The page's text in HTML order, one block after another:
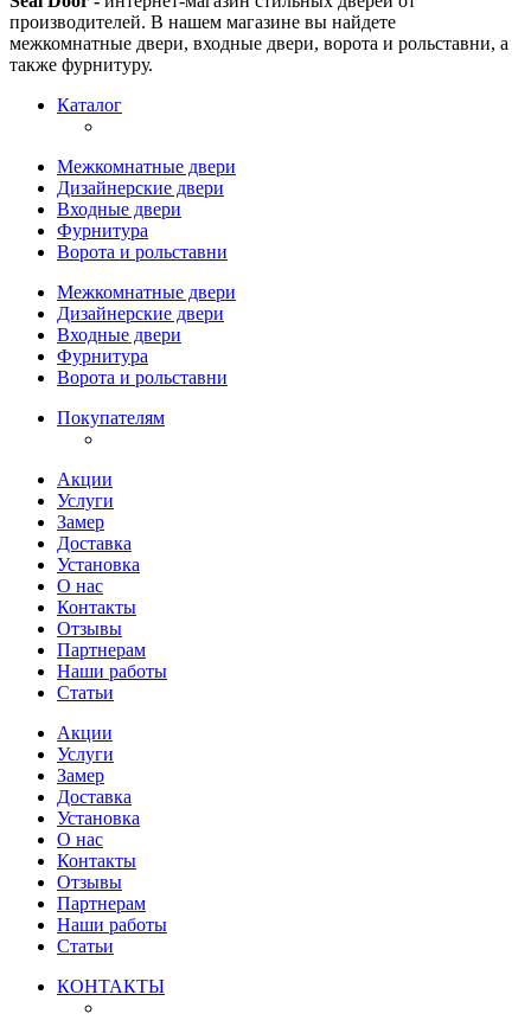
производителей. В нашем магазине вы найдете
межкомнатные двери, входные двери, ворота и рольставни, а
также фурнитуру.
Каталог
Межкомнатные двери
Дизайнерские двери
Входные двери
Фурнитура
Ворота и рольставни
Межкомнатные двери
Дизайнерские двери
Входные двери
Фурнитура
Ворота и рольставни
Покупателям
Акции
Услуги
Замер
Доставка
Установка
О нас
Контакты
Отзывы
Партнерам
Наши работы
Статьи
Акции
Услуги
Замер
Доставка
Установка
О нас
Контакты
Отзывы
Партнерам
Наши работы
Статьи
КОНТАКТЫ